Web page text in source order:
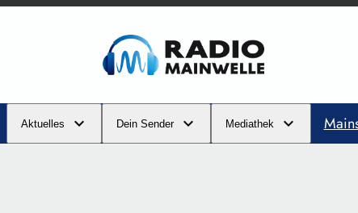
Aktuelles Dein Sender Mediathek